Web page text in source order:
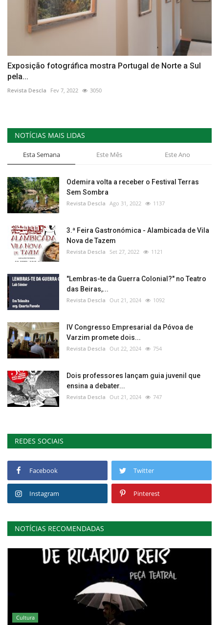
Exposição fotográfica mostra Portugal de Norte a Sul
pela...
Revista Descla Fev 7, 2022 3050
NOTÍCIAS MAIS LIDAS
Esta Semana Este Mês Este Ano
Odemira volta a receber o Festival Terras
Sem Sombra
Revista Descla Ago 31, 2022 1137
3.ª Feira Gastronómica - Alambicada de Vila
Nova de Tazem
Revista Descla Set 27, 2022 1121
"Lembras-te da Guerra Colonial?" no Teatro
das Beiras,...
Revista Descla Out 21, 2024 1092
IV Congresso Empresarial da Póvoa de
Varzim promete dois...
Revista Descla Out 22, 2024 754
Dois professores lançam guia juvenil que
ensina a debater...
Revista Descla Out 21, 2024 747
REDES SOCIAIS
Facebook Twitter
Instagram Pinterest
NOTÍCIAS RECOMENDADAS
Cultura